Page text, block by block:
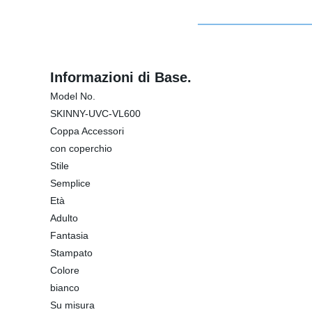
Informazioni di Base.
Model No.
SKINNY-UVC-VL600
Coppa Accessori
con coperchio
Stile
Semplice
Età
Adulto
Fantasia
Stampato
Colore
bianco
Su misura